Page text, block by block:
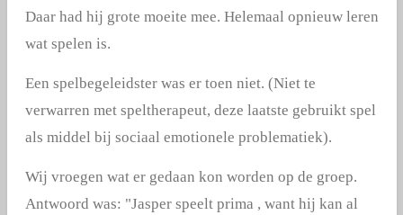
Daar had hij grote moeite mee. Helemaal opnieuw leren
wat spelen is.
Een spelbegeleidster was er toen niet. (Niet te
verwarren met speltherapeut, deze laatste gebruikt spel
als middel bij sociaal emotionele problematiek).
Wij vroegen wat er gedaan kon worden op de groep.
Antwoord was: "Jasper speelt prima , want hij kan al